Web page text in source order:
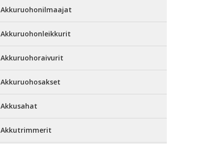
Akkuruohonilmaajat
Akkuruohonleikkurit
Akkuruohoraivurit
Akkuruohosakset
Akkusahat
Akkutrimmerit